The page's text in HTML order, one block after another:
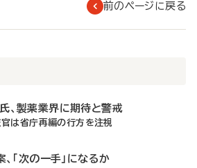
前のページに戻る
、製薬業界に期待と警戒
は省庁再編の行方を注視
「次の一手」になるか